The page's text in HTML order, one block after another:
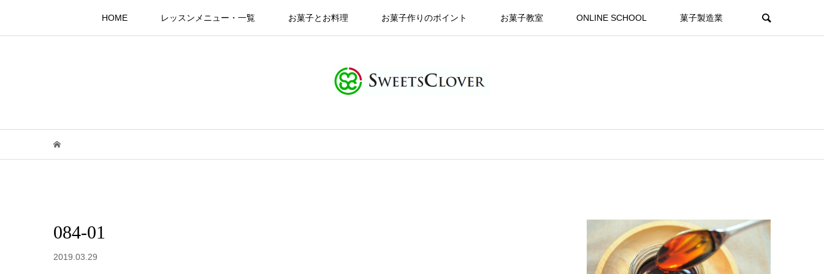
HOME レッスンメニュー・一覧 お菓子とお料理 お菓子作りのポイント お菓子教室 ONLINE SCHOOL 菓子製造業
084-01
2019.03.29